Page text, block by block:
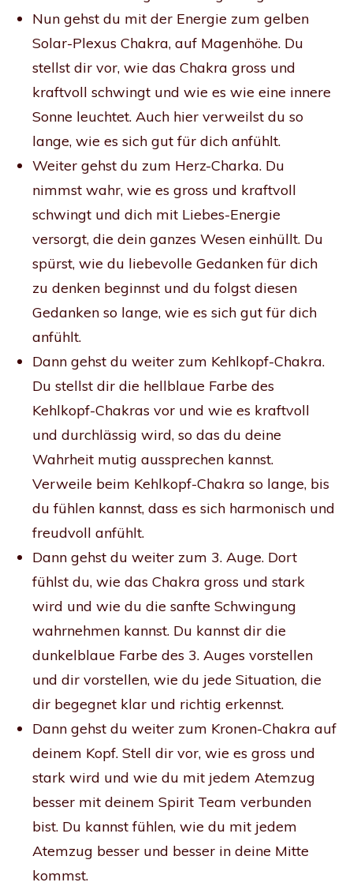
Nun gehst du mit der Energie zum gelben
Solar-Plexus Chakra, auf Magenhöhe. Du
stellst dir vor, wie das Chakra gross und
kraftvoll schwingt und wie es wie eine innere
Sonne leuchtet. Auch hier verweilst du so
lange, wie es sich gut für dich anfühlt.
Weiter gehst du zum Herz-Charka. Du
nimmst wahr, wie es gross und kraftvoll
schwingt und dich mit Liebes-Energie
versorgt, die dein ganzes Wesen einhüllt. Du
spürst, wie du liebevolle Gedanken für dich
zu denken beginnst und du folgst diesen
Gedanken so lange, wie es sich gut für dich
anfühlt.
Dann gehst du weiter zum Kehlkopf-Chakra.
Du stellst dir die hellblaue Farbe des
Kehlkopf-Chakras vor und wie es kraftvoll
und durchlässig wird, so das du deine
Wahrheit mutig aussprechen kannst.
Verweile beim Kehlkopf-Chakra so lange, bis
du fühlen kannst, dass es sich harmonisch und
freudvoll anfühlt.
Dann gehst du weiter zum 3. Auge. Dort
fühlst du, wie das Chakra gross und stark
wird und wie du die sanfte Schwingung
wahrnehmen kannst. Du kannst dir die
dunkelblaue Farbe des 3. Auges vorstellen
und dir vorstellen, wie du jede Situation, die
dir begegnet klar und richtig erkennst.
Dann gehst du weiter zum Kronen-Chakra auf
deinem Kopf. Stell dir vor, wie es gross und
stark wird und wie du mit jedem Atemzug
besser mit deinem Spirit Team verbunden
bist. Du kannst fühlen, wie du mit jedem
Atemzug besser und besser in deine Mitte
kommst.